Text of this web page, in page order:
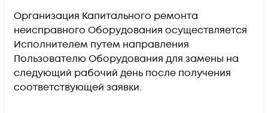
Организация Капитального ремонта
неисправного Оборудования осуществляется
Исполнителем путем направления
Пользователю Оборудования для замены на
следующий рабочий день после получения
соответствующей заявки.